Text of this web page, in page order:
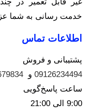
خدمت رسانی به شما
اطلاعات تماس
پشتیبانی و فروش
09126234494 و
ساعت پاسخ‌گویی
9:00 الی 21:00